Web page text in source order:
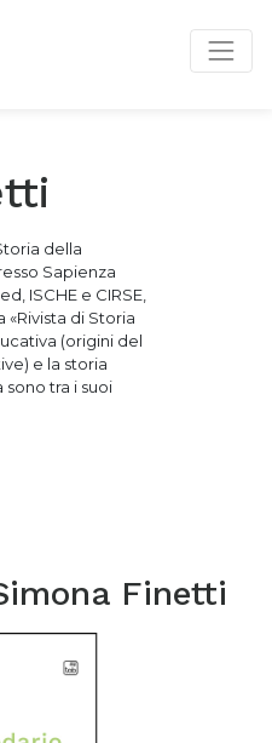
della
Sapienza
ISCHE e CIRSE,
di Storia
(origini del
e la storia
sono tra i suoi
Finetti